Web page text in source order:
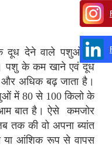
दूध देने वाले पशुओं के
पशु के कम खाने एवं दूध
और अधिक बढ़ जाता है।
में 80 से 100 किलो के
बात है। ऐसे कमजोर
तक की वो अपना ब्यांत
या आंशिक रूप से वापस